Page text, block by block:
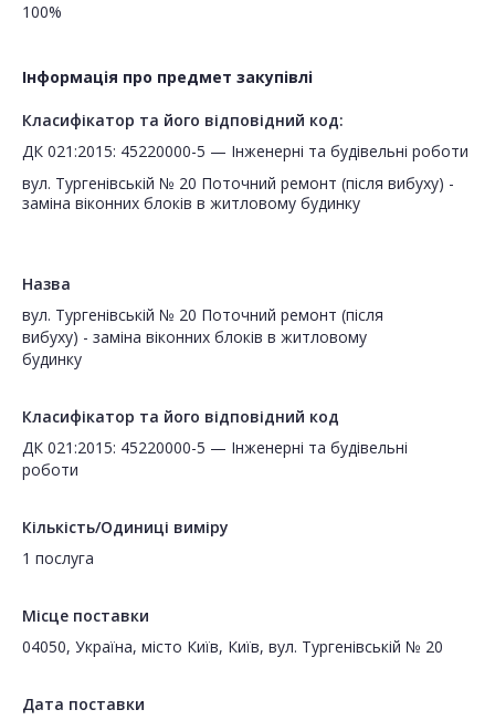
100%
Інформація про предмет закупівлі
Класифікатор та його відповідний код:
ДК 021:2015: 45220000-5 — Інженерні та будівельні роботи
вул. Тургенівській № 20 Поточний ремонт (після вибуху) -
заміна віконних блоків в житловому будинку
Назва
вул. Тургенівській № 20 Поточний ремонт (після
вибуху) - заміна віконних блоків в житловому
будинку
Класифікатор та його відповідний код
ДК 021:2015: 45220000-5 — Інженерні та будівельні
роботи
Кількість/Одиниці виміру
1 послуга
Місце поставки
04050, Україна, місто Київ, Київ, вул. Тургенівській № 20
Дата поставки